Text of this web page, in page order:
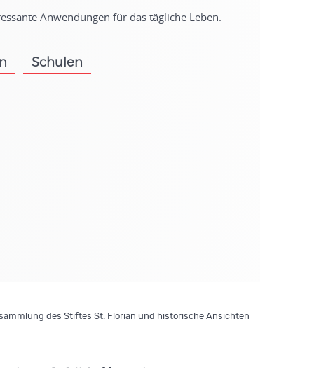
Anwendungen für das tägliche Leben.
Schulen
des Stiftes St. Florian und historische Ansichten